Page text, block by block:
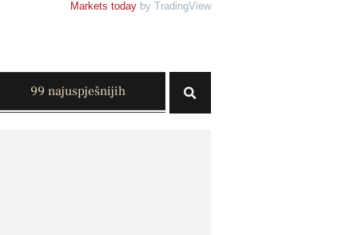
Markets today by TradingView
99 najuspješnijih